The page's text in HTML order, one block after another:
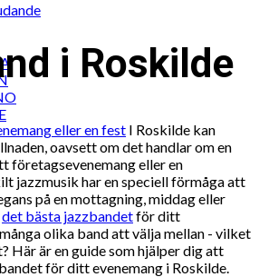
i Roskilde
eller en fest I Roskilde kan
oavsett om det handlar om en
företagsevenemang eller en
jazzmusik har en speciell förmåga att
på en mottagning, middag eller
det bästa jazzbandetför ditt
olika band att välja mellan - vilket
Här är en guide som hjälper dig att
för ditt evenemang i Roskilde.